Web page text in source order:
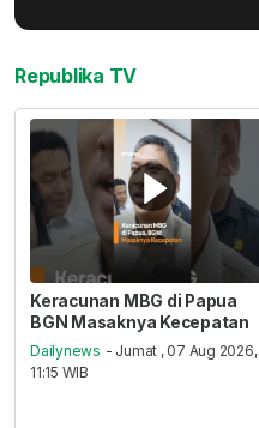
Republika TV
Keracunan MBG di Papua
BGN Masaknya Kecepatan
Dailynews - Jumat , 07 Aug 2026,
11:15 WIB